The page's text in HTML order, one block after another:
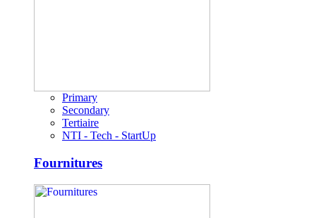
Primary
Secondary
Tertiaire
NTI - Tech - StartUp
Fournitures